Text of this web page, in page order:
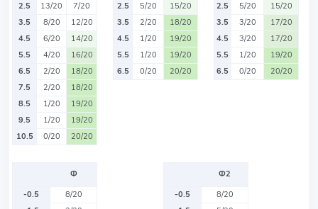
2.5
13/20
7/20
3.5
8/20
12/20
4.5
6/20
14/20
5.5
4/20
16/20
6.5
2/20
18/20
7.5
2/20
18/20
8.5
1/20
19/20
9.5
1/20
19/20
10.5
0/20 20/20
2.5
5/20
15/20
3.5
2/20
18/20
4.5
1/20
19/20
5.5
1/20
19/20
6.5
0/20 20/20
2.5
5/20
15/20
3.5
3/20
17/20
4.5
3/20
17/20
5.5
1/20
19/20
6.5
0/20 20/20
Ф
-0.5
8/20
Ф2
-0.5
8/20